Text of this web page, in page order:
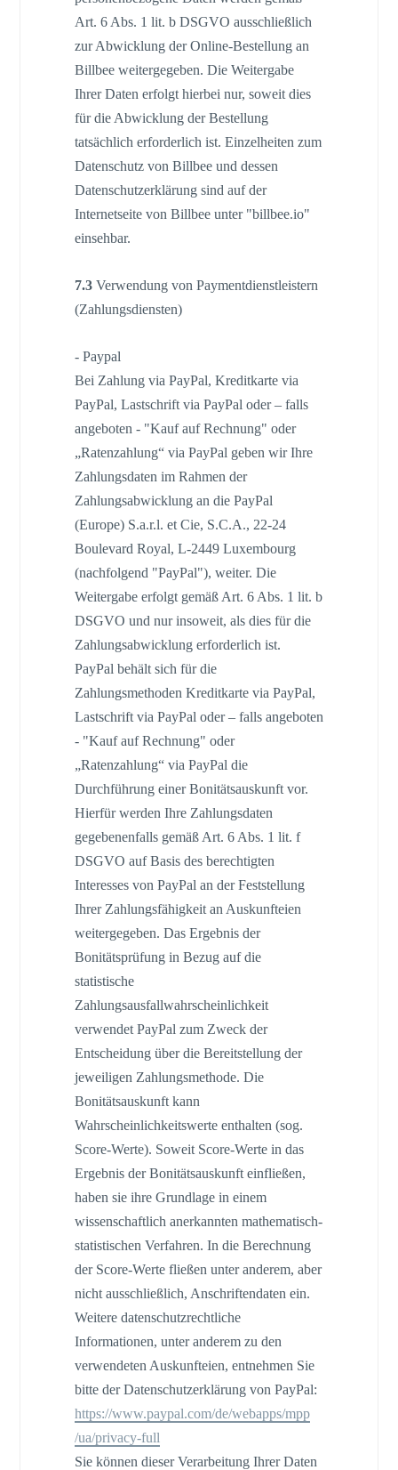
Art. 6 Abs. 1 lit. b DSGVO ausschließlich
zur Abwicklung der Online-Bestellung an
Billbee weitergegeben. Die Weitergabe
Ihrer Daten erfolgt hierbei nur, soweit dies
für die Abwicklung der Bestellung
tatsächlich erforderlich ist. Einzelheiten zum
Datenschutz von Billbee und dessen
Datenschutzerklärung sind auf der
Internetseite von Billbee unter "billbee.io"
einsehbar.
7.3Verwendung von Paymentdienstleistern
(Zahlungsdiensten)
- Paypal
Bei Zahlung via PayPal, Kreditkarte via
PayPal, Lastschrift via PayPal oder – falls
angeboten - "Kauf auf Rechnung" oder
„Ratenzahlung“ via PayPal geben wir Ihre
Zahlungsdaten im Rahmen der
Zahlungsabwicklung an die PayPal
(Europe) S.a.r.l. et Cie, S.C.A., 22-24
Boulevard Royal, L-2449 Luxembourg
(nachfolgend "PayPal"), weiter. Die
Weitergabe erfolgt gemäß Art. 6 Abs. 1 lit. b
DSGVO und nur insoweit, als dies für die
Zahlungsabwicklung erforderlich ist.
PayPal behält sich für die
Zahlungsmethoden Kreditkarte via PayPal,
Lastschrift via PayPal oder – falls angeboten
- "Kauf auf Rechnung" oder
„Ratenzahlung“ via PayPal die
Durchführung einer Bonitätsauskunft vor.
Hierfür werden Ihre Zahlungsdaten
gegebenenfalls gemäß Art. 6 Abs. 1 lit. f
DSGVO auf Basis des berechtigten
Interesses von PayPal an der Feststellung
Ihrer Zahlungsfähigkeit an Auskunfteien
weitergegeben. Das Ergebnis der
Bonitätsprüfung in Bezug auf die
statistische
Zahlungsausfallwahrscheinlichkeit
verwendet PayPal zum Zweck der
Entscheidung über die Bereitstellung der
jeweiligen Zahlungsmethode. Die
Bonitätsauskunft kann
Wahrscheinlichkeitswerte enthalten (sog.
Score-Werte). Soweit Score-Werte in das
Ergebnis der Bonitätsauskunft einfließen,
haben sie ihre Grundlage in einem
wissenschaftlich anerkannten mathematisch-
statistischen Verfahren. In die Berechnung
der Score-Werte fließen unter anderem, aber
nicht ausschließlich, Anschriftendaten ein.
Weitere datenschutzrechtliche
Informationen, unter anderem zu den
verwendeten Auskunfteien, entnehmen Sie
bitte der Datenschutzerklärung von PayPal:
https://www.paypal.com/de/webapps/mpp
/ua/privacy-full
Sie können dieser Verarbeitung Ihrer Daten